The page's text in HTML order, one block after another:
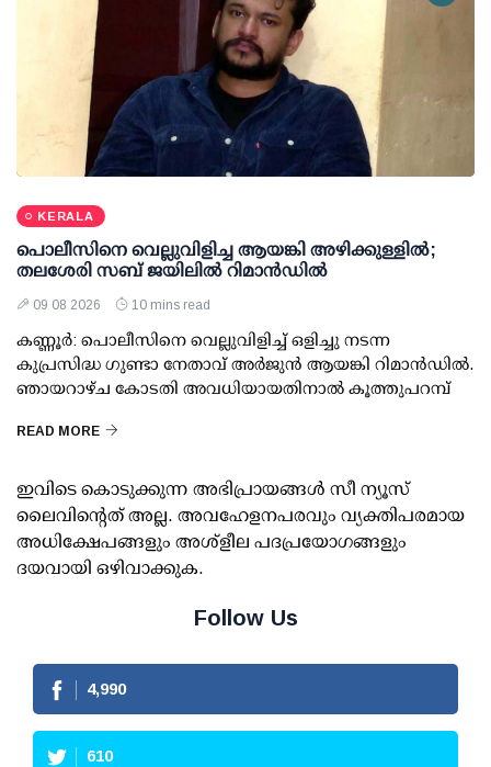
KERALA
പൊലീസിനെ വെല്ലുവിളിച്ച ആയങ്കി അഴിക്കുള്ളില്‍;
തലശേരി സബ് ജയിലില്‍ റിമാന്‍ഡില്‍
09 08 2026 10 mins read
കണ്ണൂര്‍: പൊലീസിനെ വെല്ലുവിളിച്ച് ഒളിച്ചു നടന്ന
കുപ്രസിദ്ധ ഗുണ്ടാ നേതാവ് അര്‍ജുന്‍ ആയങ്കി റിമാന്‍ഡില്‍.
ഞായറാഴ്ച കോടതി അവധിയായതിനാല്‍ കൂത്തുപറമ്പ്
READ MORE
ഇവിടെ കൊടുക്കുന്ന അഭിപ്രായങ്ങള്‍ സീ ന്യൂസ്
ലൈവിന്റെത് അല്ല. അവഹേളനപരവും വ്യക്തിപരമായ
അധിക്ഷേപങ്ങളും അശ്‌ളീല പദപ്രയോഗങ്ങളും
ദയവായി ഒഴിവാക്കുക.
Follow Us
4,990
610